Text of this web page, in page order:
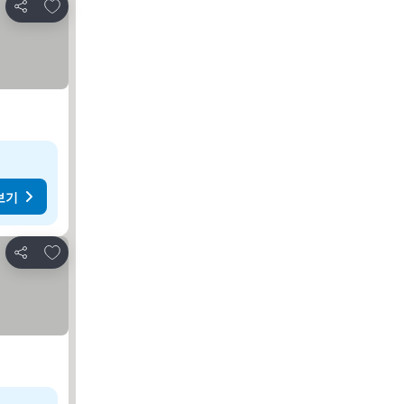
공유
즐겨찾기에 추가
기
공유
즐겨찾기에 추가